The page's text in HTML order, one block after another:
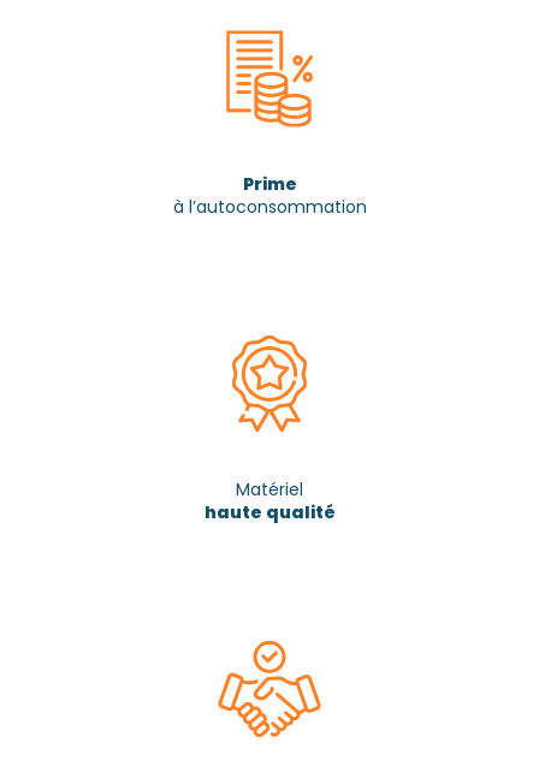
Prime
à l’autoconsommation
Matériel
haute qualité